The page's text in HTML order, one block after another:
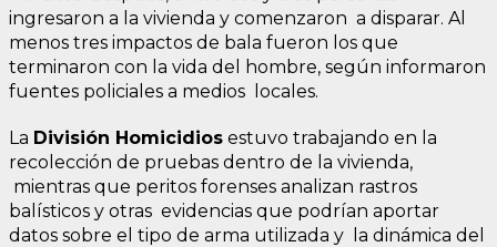
ingresaron a la vivienda y comenzaron a disparar. Al
menos tres impactos de bala fueron los que
terminaron con la vida del hombre, según informaron
fuentes policiales a medios locales.
La División Homicidios estuvo trabajando en la
recolección de pruebas dentro de la vivienda,
mientras que peritos forenses analizan rastros
balísticos y otras evidencias que podrían aportar
datos sobre el tipo de arma utilizada y la dinámica del